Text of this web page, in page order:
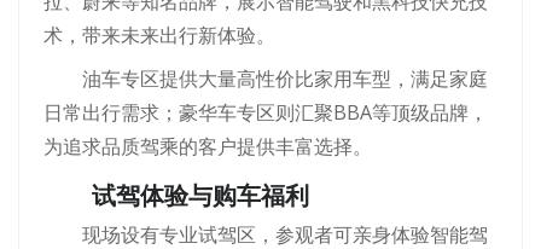
术，带来未来出行新体验。
油车专区提供大量高性价比家用车型，满足家庭
日常出行需求；豪华车专区则汇聚BBA等顶级品牌，
为追求品质驾乘的客户提供丰富选择。
试驾体验与购车福利
现场设有专业试驾区，参观者可亲身体验智能驾